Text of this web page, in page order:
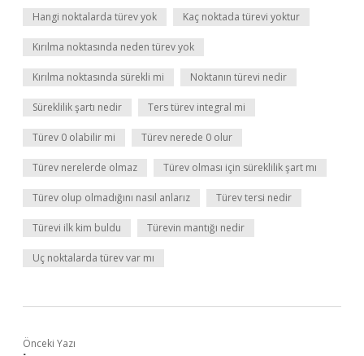
Hangi noktalarda türev yok Kaç noktada türevi yoktur
Kırılma noktasında neden türev yok
Kırılma noktasında sürekli mi Noktanın türevi nedir
Süreklilik şartı nedir Ters türev integral mi
Türev 0 olabilir mi Türev nerede 0 olur
Türev nerelerde olmaz Türev olması için süreklilik şart mı
Türev olup olmadığını nasıl anlarız Türev tersi nedir
Türevi ilk kim buldu Türevin mantığı nedir
Uç noktalarda türev var mı
Önceki Yazı